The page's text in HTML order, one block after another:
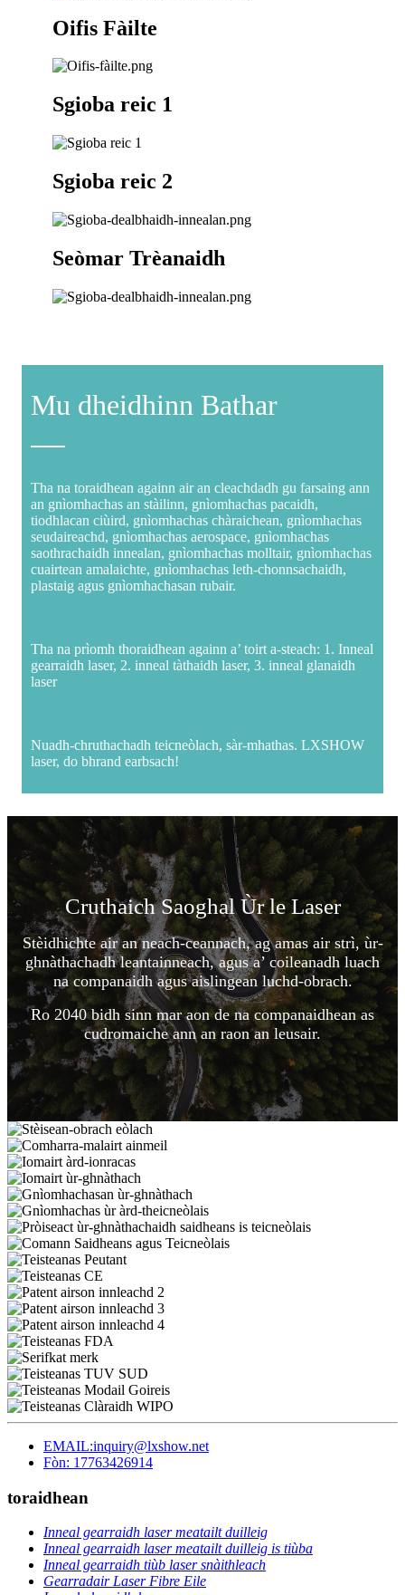
Oifis Fàilte
Sgioba reic 1
Sgioba reic 2
Seòmar Trèanaidh
Mu dheidhinn Bathar
Tha na toraidhean againn air an cleachdadh gu farsaing ann
an gnìomhachas an stàilinn, gnìomhachas pacaidh,
tiodhlacan ciùird, gnìomhachas chàraichean, gnìomhachas
seudaireachd, gnìomhachas aerospace, gnìomhachas
saothrachaidh innealan, gnìomhachas molltair, gnìomhachas
cuairtean amalaichte, gnìomhachas leth-chonnsachaidh,
plastaig agus gnìomhachasan rubair.
Tha na prìomh thoraidhean againn a’ toirt a-steach: 1. Inneal
gearraidh laser, 2. inneal tàthaidh laser, 3. inneal glanaidh
laser
Nuadh-chruthachadh teicneòlach, sàr-mhathas. LXSHOW
laser, do bhrand earbsach!
Cruthaich Saoghal Ùr le Laser
Stèidhichte air an neach-ceannach, ag amas air strì, ùr-
ghnàthachadh leantainneach, agus a’ coileanadh luach
na companaidh agus aislingean luchd-obrach.
Ro 2040 bidh sinn mar aon de na companaidhean as
cudromaiche ann an raon an leusair.
EMAIL:inquiry@lxshow.net
Fòn: 17763426914
toraidhean
Inneal gearraidh laser meatailt duilleig
Inneal gearraidh laser meatailt duilleig is tiùba
Inneal gearraidh tiùb laser snàithleach
Gearradair Laser Fibre Eile